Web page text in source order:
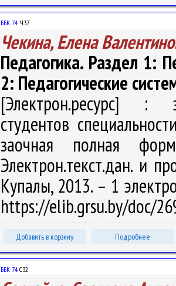
ББК 74.Ч37
Чекина, Елена
Педагогика. Раздел 1:
2: Педагогические
[Электрон.ресурс] :
студентов
заочная полная
Электрон.текст.дан. и
Купалы, 2013. – 1
https://elib.grsu.by/doc/
Добавить в корзину Подробнее
ББК 74.С32